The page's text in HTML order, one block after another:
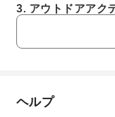
3. アウトドアアク
パネを訪れるのに
ザコパネは一年中美
ネを雪のワンダーラ
地の良い温泉プール
よくあるご
ヘルプ